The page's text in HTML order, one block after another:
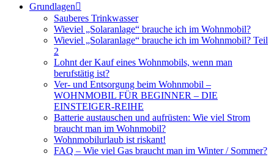
Grundlagen
Sauberes Trinkwasser
Wieviel „Solaranlage“ brauche ich im Wohnmobil?
Wieviel „Solaranlage“ brauche ich im Wohnmobil? Teil
2
Lohnt der Kauf eines Wohnmobils, wenn man
berufstätig ist?
Ver- und Entsorgung beim Wohnmobil –
WOHNMOBIL FÜR BEGINNER – DIE
EINSTEIGER-REIHE
Batterie austauschen und aufrüsten: Wie viel Strom
braucht man im Wohnmobil?
Wohnmobilurlaub ist riskant!
FAQ – Wie viel Gas braucht man im Winter / Sommer?